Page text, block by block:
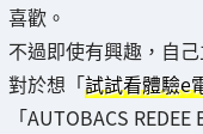
喜歡。
不過即使有興趣，自
對於想「試試看體驗e
「AUTOBACS